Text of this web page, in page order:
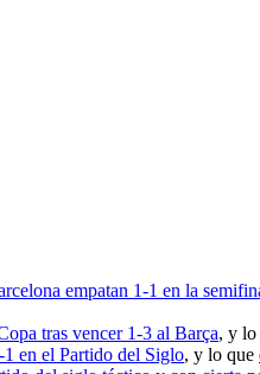
empatan 1-1 en la
tras vencer 1-3 al Barça, y lo
en el Partido del Siglo, y lo que